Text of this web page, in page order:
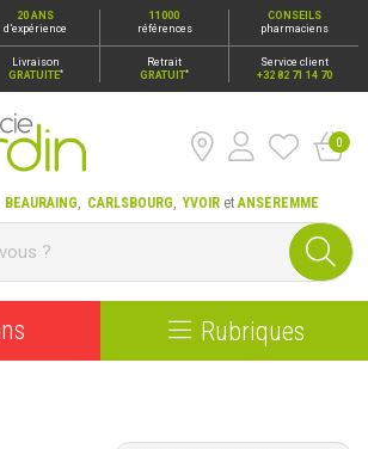
20 ANS
d’expérience
11000
références
CONSEILS
pharmaciens
Livraison
GRATUITE*
Retrait
GRATUIT*
Service client
+32 82 71 14 70
Nos 4 pharmacies : Beauraing,
0
BEAURAING, CARLSBOURG,YVOIRetANSEREMME
Rubriques